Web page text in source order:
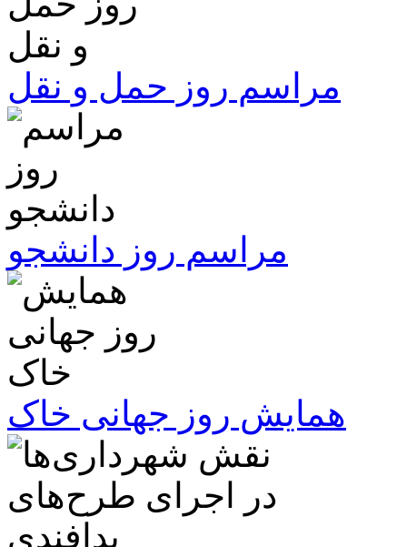
مراسم روز حمل و نقل
مراسم روز دانشجو
همایش روز جهانی خاک